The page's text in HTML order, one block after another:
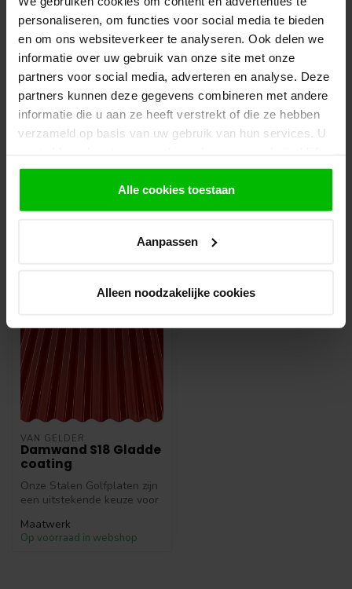
personaliseren, om functies voor social media te bieden
en om ons websiteverkeer te analyseren. Ook delen we
informatie over uw gebruik van onze site met onze
partners voor social media, adverteren en analyse. Deze
partners kunnen deze gegevens combineren met andere
informatie die u aan ze heeft verstrekt of die ze hebben
verzameld op basis van uw gebruik van hun services. U
gebruiken.
Alle cookies toestaan
Aanpassen
Alleen noodzakelijke cookies
3.Rond de bestelling af waarbij je kiest voor
afhalen in de winkel. Vermeld in het
opmerkingen veld de gewenste afhaaldatum.
Let op!
Je krijgt van ons bericht wanneer jouw
bestelling gereed staat om af te halen. Wij
leggen bestellingen klaar en bestellen
Recent bekeken
VAN GELDER
Damwand S18 Gladde
coating
Onze Stalen Golfplaten zijn
een uitstekende keuze voor
Maatwerk
Op voorraad in webshop